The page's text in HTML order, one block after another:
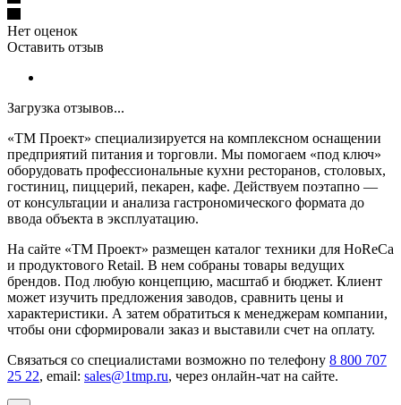
Нет оценок
Оставить отзыв
Загрузка отзывов...
«ТМ Проект» специализируется на комплексном оснащении
предприятий питания и торговли. Мы помогаем «под ключ»
оборудовать профессиональные кухни ресторанов, столовых,
гостиниц, пиццерий, пекарен, кафе. Действуем поэтапно —
от консультации и анализа гастрономического формата до
ввода объекта в эксплуатацию.
На сайте «ТМ Проект» размещен каталог техники для HoReCa
и продуктового Retail. В нем собраны товары ведущих
брендов. Под любую концепцию, масштаб и бюджет. Клиент
может изучить предложения заводов, сравнить цены и
характеристики. А затем обратиться к менеджерам компании,
чтобы они сформировали заказ и выставили счет на оплату.
Связаться со специалистами возможно по телефону 8 800 707
25 22, email: sales@1tmp.ru, через онлайн-чат на сайте.